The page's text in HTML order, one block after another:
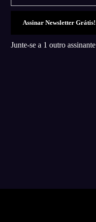
Assinar Newsletter Grátis!
Junte-se a 1 outro assinante